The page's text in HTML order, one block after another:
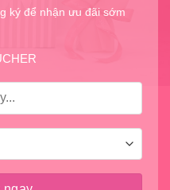
ký để nhận ưu đãi sớm